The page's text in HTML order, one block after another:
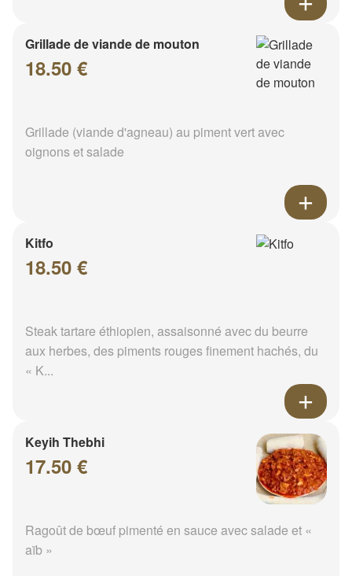
Grillade de viande de mouton
18.50 €
Grillade (viande d'agneau) au piment vert avec
oignons et salade
Kitfo
18.50 €
Steak tartare éthiopien, assaisonné avec du beurre
aux herbes, des piments rouges finement hachés, du
« K...
Keyih Thebhi
17.50 €
Ragoût de bœuf pimenté en sauce avec salade et «
aïb »